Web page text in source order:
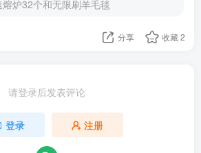
熔炉32个和无限刷羊毛毯
分享 收藏2
请登录后发表评论
登录 注册